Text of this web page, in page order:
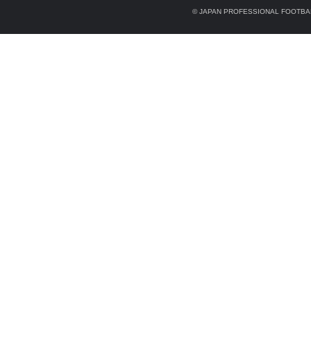
© JAPAN PROFESSIONAL